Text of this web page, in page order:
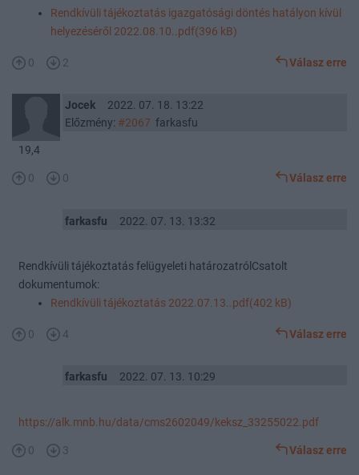
Rendkívüli tájékoztatás igazgatósági döntés hatályon kívül
helyezéséről 2022.08.10..pdf(396 kB)
0 2 Válasz erre
Jocek
2022. 07. 18. 13:22
Előzmény: #2067 farkasfu
19,4
0 0 Válasz erre
farkasfu 2022. 07. 13. 13:32
Rendkívüli tájékoztatás felügyeleti határozatrólCsatolt
dokumentumok:
Rendkívüli tájékoztatás 2022.07.13..pdf(402 kB)
0 4 Válasz erre
farkasfu 2022. 07. 13. 10:29
https://alk.mnb.hu/data/cms2602049/keksz_33255022.pdf
0 3 Válasz erre